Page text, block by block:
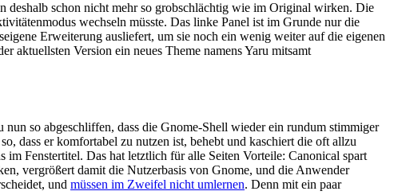
deshalb schon nicht mehr so grobschlächtig wie im Original wirken. Die
wechseln müsste. Das linke Panel ist im Grunde nur die
Erweiterung ausliefert, um sie noch ein wenig weiter auf die eigenen
aktuellsten Version ein neues Theme namens Yaru mitsamt
so abgeschliffen, dass die Gnome-Shell wieder ein rundum stimmiger
dass er komfortabel zu nutzen ist, behebt und kaschiert die oft allzu
Fenstertitel. Das hat letztlich für alle Seiten Vorteile: Canonical spart
vergrößert damit die Nutzerbasis von Gnome, und die Anwender
und müssen im Zweifel nicht umlernen. Denn mit ein paar